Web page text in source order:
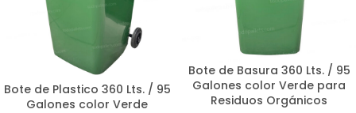
Bote de Plastico 360 Lts. / 95
Galones color Verde
Bote de Basura 360 Lts. / 95
Galones color Verde para
Residuos Orgánicos